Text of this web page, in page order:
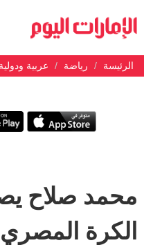
الرئيسة رياضة عربية ودولية
محمد صلاح
الكرة